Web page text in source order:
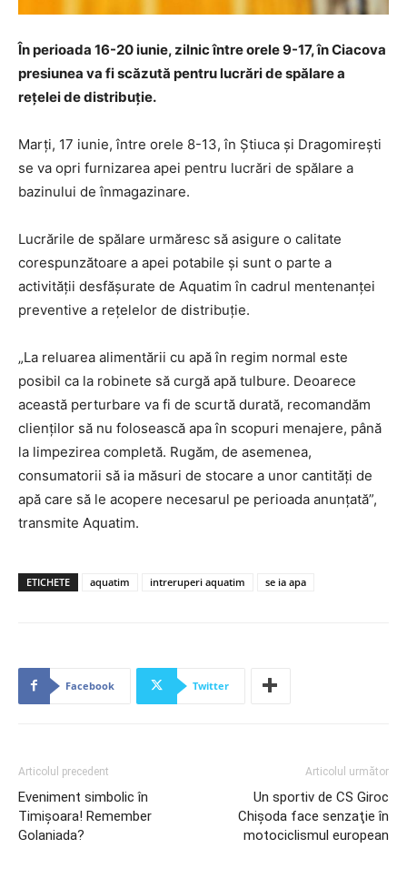
În perioada 16-20 iunie, zilnic între orele 9-17, în Ciacova
presiunea va fi scăzută pentru lucrări de spălare a
rețelei de distribuție.
Marți, 17 iunie, între orele 8-13, în Știuca și Dragomirești
se va opri furnizarea apei pentru lucrări de spălare a
bazinului de înmagazinare.
Lucrările de spălare urmăresc să asigure o calitate
corespunzătoare a apei potabile și sunt o parte a
activității desfășurate de Aquatim în cadrul mentenanței
preventive a rețelelor de distribuție.
„La reluarea alimentării cu apă în regim normal este
posibil ca la robinete să curgă apă tulbure. Deoarece
această perturbare va fi de scurtă durată, recomandăm
clienților să nu folosească apa în scopuri menajere, până
la limpezirea completă. Rugăm, de asemenea,
consumatorii să ia măsuri de stocare a unor cantități de
apă care să le acopere necesarul pe perioada anunțată”,
transmite Aquatim.
ETICHETE aquatim intreruperi aquatim se ia apa
Facebook Twitter
Articolul precedent
Eveniment simbolic în
Timișoara! Remember
Golaniada?
Articolul următor
Un sportiv de CS Giroc
Chişoda face senzaţie în
motociclismul european